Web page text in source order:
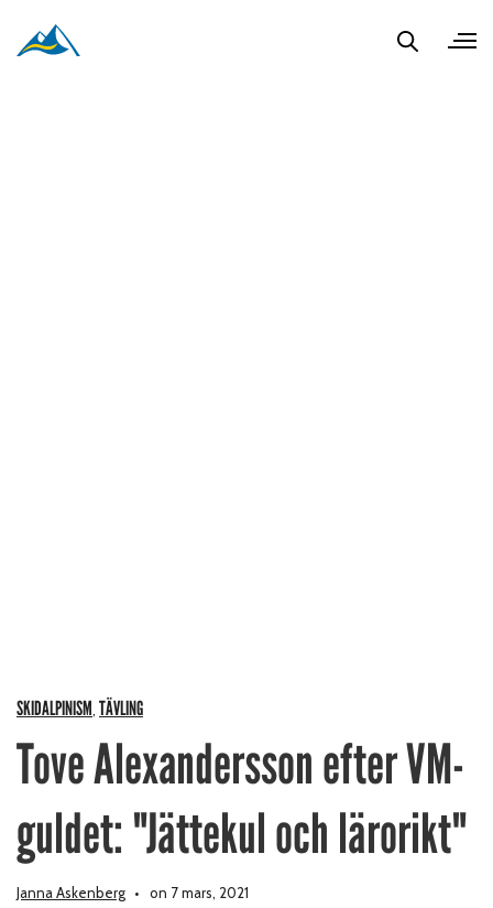
SKIDALPINISM, TÄVLING
Tove Alexandersson efter VM-
guldet: "Jättekul och lärorikt"
Janna Askenberg on 7 mars, 2021